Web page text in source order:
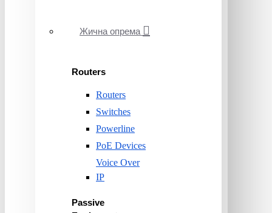
Жична опрема
Routers
Routers
Switches
Powerline
PoE Devices
Voice Over
IP
Passive